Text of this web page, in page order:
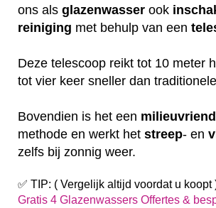
ons als glazenwasser ook
reiniging met behulp van een
Deze telescoop reikt tot 10 meter
tot vier keer sneller dan
Bovendien is het een
methode en werkt het streep- en
zelfs bij zonnig weer.
✅ TIP: ( Vergelijk altijd voordat u koopt
Gratis 4 Glazenwassers Offertes &